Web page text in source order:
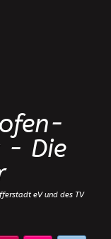
- Die
eV und des TV